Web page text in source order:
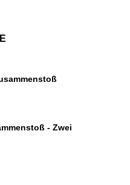
- Zwei